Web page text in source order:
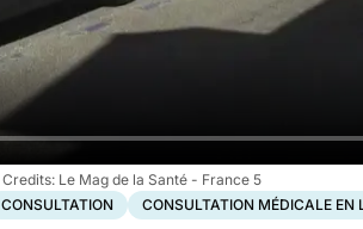
Le Mag de la Santé - France 5
CONSULTATION CONSULTATION MÉDICALE EN